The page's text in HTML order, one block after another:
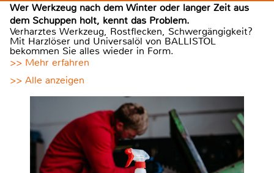
Wer Werkzeug nach dem Winter oder langer Zeit aus
dem Schuppen holt, kennt das Problem.
Verharztes Werkzeug, Rostflecken, Schwergängigkeit?
Mit Harzlöser und Universalöl von BALLISTOL
bekommen Sie alles wieder in Form.
>> Mehr erfahren
>> Alle anzeigen